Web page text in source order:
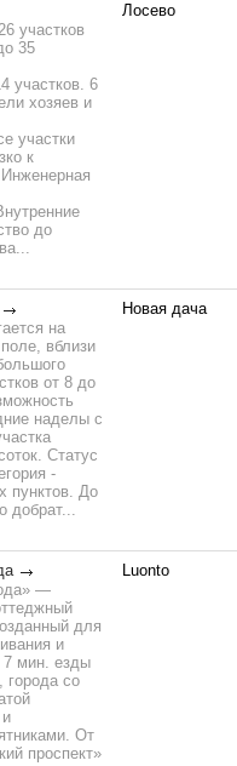
участков
35
участков. 6
хозяев и
участки
к
до
Лосево
на
вблизи
от 8 до
наделы с
Статус
-
пунктов. До
добрат...
Новая дача
—
для
и
7 мин. езды
города со
От
проспект»
Luonto